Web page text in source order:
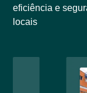
eficiência e
locais